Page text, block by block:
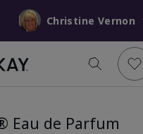
Christine Vernon
Eau de Parfum